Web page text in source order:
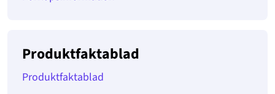
Produktfaktablad
Produktfaktablad